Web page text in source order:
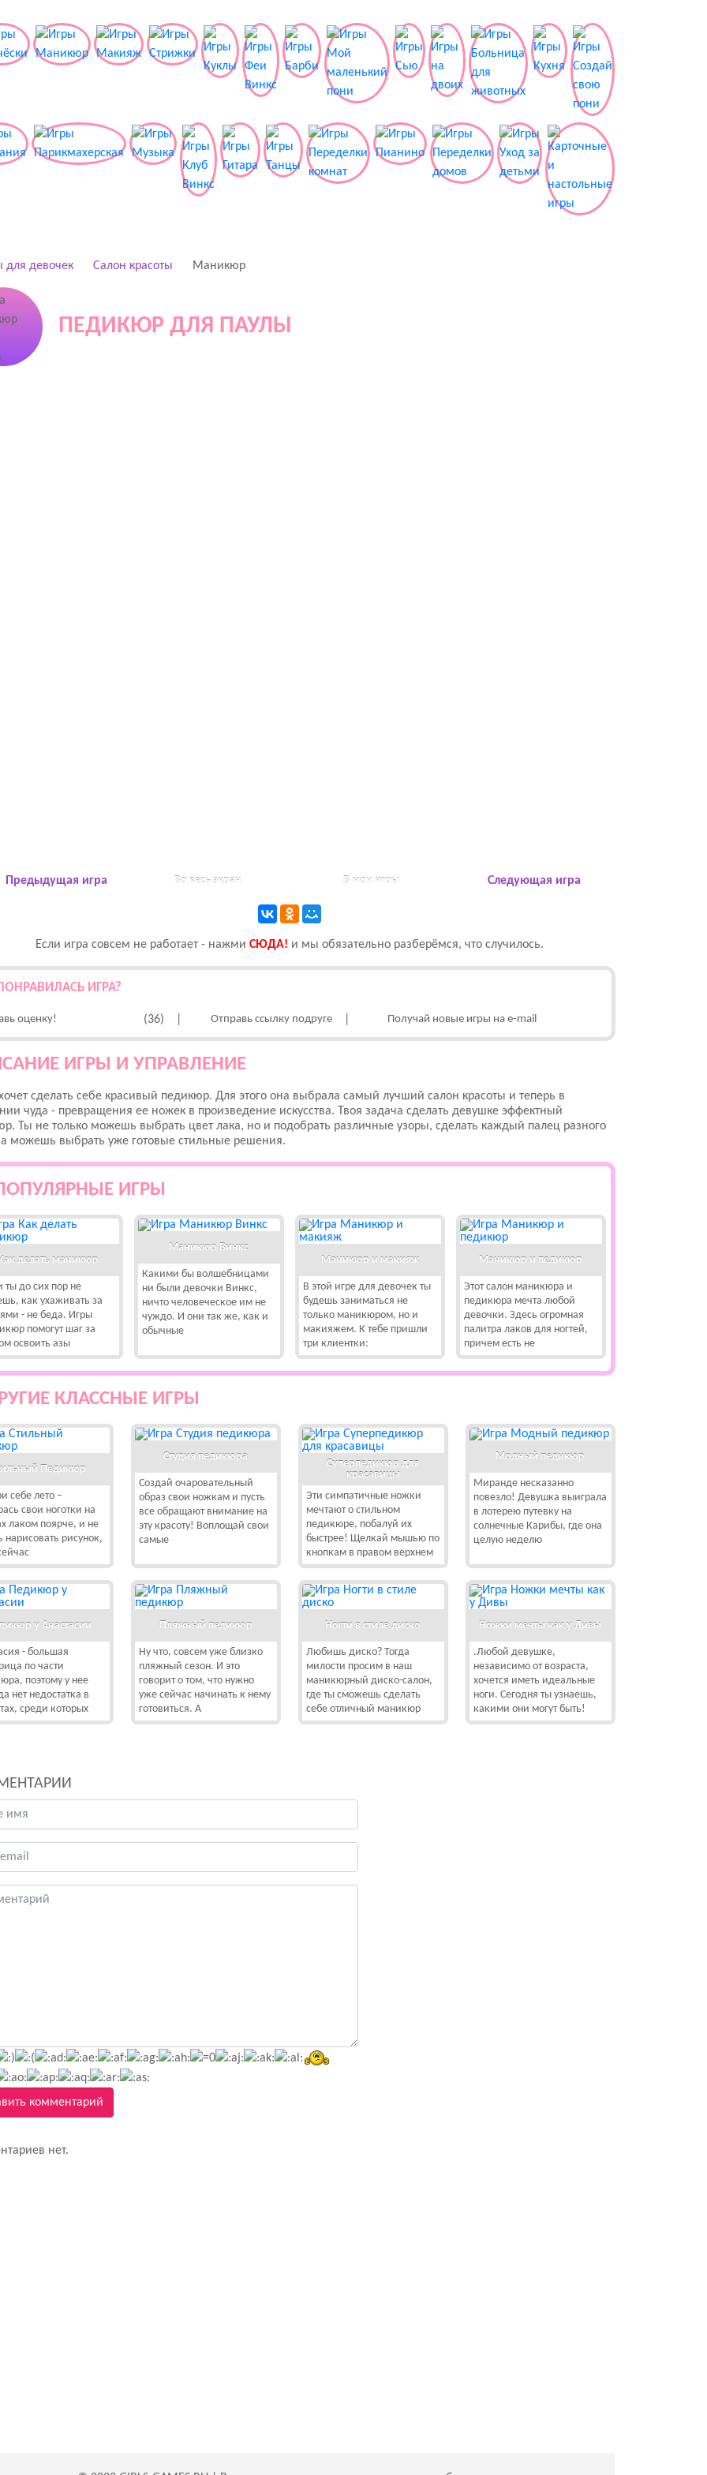
для девочек Салон красоты Маникюр
ПЕДИКЮР ДЛЯ ПАУЛЫ
Предыдущая игра Во весь экран В мои игры Следующая игра
Если игра совсем не работает - нажми CЮДА! и мы обязательно разберёмся, что случилось.
ИГРА?
оценку! (36) Отправь ссылку подруге Получай новые игры на e-mail
ИГРЫ И УПРАВЛЕНИЕ
сделать себе красивый педикюр. Для этого она выбрала самый лучший салон красоты и теперь в
чуда - превращения ее ножек в произведение искусства. Твоя задача сделать девушке эффектный
Ты не только можешь выбрать цвет лака, но и подобрать различные узоры, сделать каждый палец разного
а можешь выбрать уже готовые стильные решения.
ИГРЫ
делать маникюр
ты до сих пор не
как ухаживать за
- не беда. Игры
помогут шаг за
освоить азы
Маникюр Винкс
Какими бы волшебницами
ни были девочки Винкс,
ничто человеческое им не
чуждо. И они так же, как и
обычные
Маникюр и макияж
В этой игре для девочек ты
будешь заниматься не
только маникюром, но и
макияжем. К тебе пришли
три клиентки:
Маникюр и педикюр
Этот салон маникюра и
педикюра мечта любой
девочки. Здесь огромная
палитра лаков для ногтей,
причем есть не
КЛАССНЫЕ ИГРЫ
Педикюр
себе лето –
свои ноготки на
лаком поярче, и не
нарисовать рисунок,
Студия педикюра
Создай очаровательный
образ свои ножкам и пусть
все обращают внимание на
эту красоту! Воплощай свои
самые
Суперпедикюр для
красавицы
Эти симпатичные ножки
мечтают о стильном
педикюре, побалуй их
быстрее! Щелкай мышью по
кнопкам в правом верхнем
Модный педикюр
Миранде несказанно
повезло! Девушка выиграла
в лотерею путевку на
солнечные Карибы, где она
целую неделю
у Анастасии
- большая
по части
поэтому у нее
нет недостатка в
среди которых
Пляжный педикюр
Ну что, совсем уже близко
пляжный сезон. И это
говорит о том, что нужно
уже сейчас начинать к нему
готовиться. А
Ногти в стиле диско
Любишь диско? Тогда
милости просим в наш
маникюрный диско-салон,
где ты сможешь сделать
себе отличный маникюр
Ножки мечты как у Дивы
.Любой девушке,
независимо от возраста,
хочется иметь идеальные
ноги. Сегодня ты узнаешь,
какими они могут быть!
комментарий
нет.